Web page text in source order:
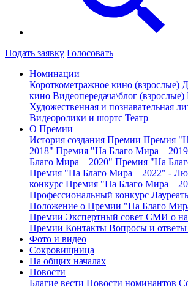
Подать заявку Голосовать
Номинации
Короткометражное кино (взрослые)
кино Видеопередача\блог (взрослые)
Художественная и познавательная
Видеоролики и шортс Театр
О Премии
История создания Премии Премия
2018" Премия "На Благо Мира –
Благо Мира – 2020" Премия "На
Премия "На Благо Мира – 2022" -
конкурс Премия "На Благо Мира –
Профессиональный конкурс
Положение о Премии "На Благо
Премии Экспертный совет СМИ о
Премии Контакты Вопросы и ответы
Фото и видео
Сокровищница
На общих началах
Новости
Благие вести Новости номинантов